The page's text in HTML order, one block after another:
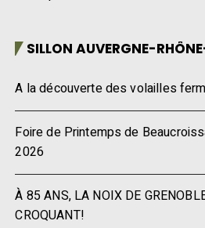
SILLON AUVERGNE-
A la découverte des volailles
Foire de Printemps de
2026
À 85 ANS, LA NOIX DE
CROQUANT!